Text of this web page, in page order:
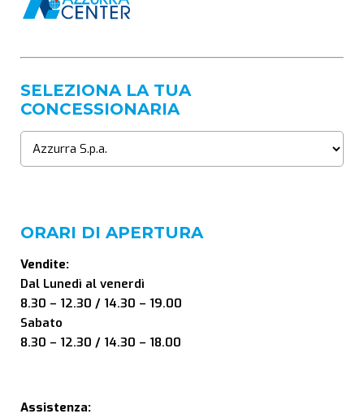
SELEZIONA LA TUA
CONCESSIONARIA
ORARI DI APERTURA
Vendite:
Dal Lunedì al venerdì
8.30 – 12.30 / 14.30 – 19.00
Sabato
8.30 – 12.30 / 14.30 – 18.00
Assistenza: